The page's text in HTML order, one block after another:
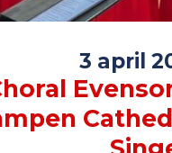
3 april